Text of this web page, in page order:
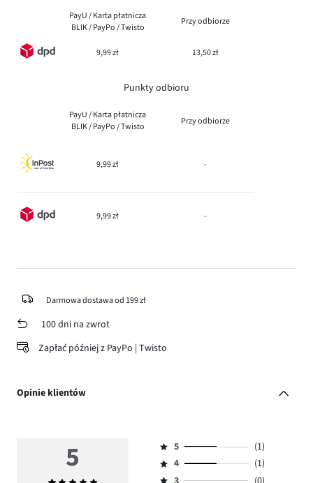
PayU / Karta płatnicza
BLIK / PayPo / Twisto
Przy odbiorze
9,99 zł 13,50 zł
Punkty odbioru
PayU / Karta płatnicza
BLIK / PayPo / Twisto
Przy odbiorze
9,99 zł -
9,99 zł -
Darmowa dostawa od 199 zł
100 dni na zwrot
Zapłać później z PayPo | Twisto
Opinie klientów
5
Ocena
5,
5
(1)
Ocena
4
(1)